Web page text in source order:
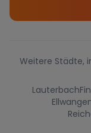
Weitere Städte,
Lauterbach